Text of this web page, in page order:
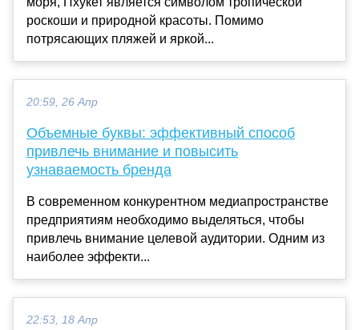
роскоши и природной красоты. Помимо
потрясающих пляжей и яркой...
20:59, 26 Апр
Объемные буквы: эффективный способ
привлечь внимание и повысить
узнаваемость бренда
В современном конкурентном медиапространстве
предприятиям необходимо выделяться, чтобы
привлечь внимание целевой аудитории. Одним из
наиболее эффекти...
22:53, 18 Апр